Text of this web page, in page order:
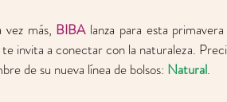
vez más, BIBA lanza para esta
invita a conectar con la naturaleza.
de su nueva línea de bolsos: Natural.